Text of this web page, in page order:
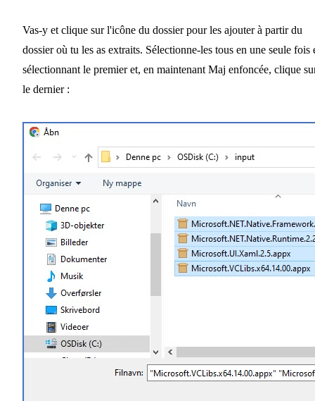
Vas-y et clique sur l'icône du dossier pour les ajouter à partir du
dossier où tu les as extraits. Sélectionne-les tous en une seule fois
sélectionnant le premier et, en maintenant Maj enfoncée, clique
le dernier :